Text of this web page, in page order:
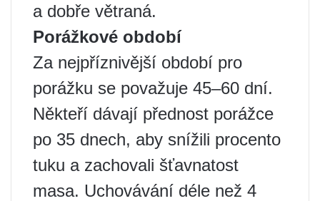
a dobře větraná.
Porážkové období
Za nejpříznivější období pro
porážku se považuje 45–60 dní.
Někteří dávají přednost porážce
po 35 dnech, aby snížili procento
tuku a zachovali šťavnatost
masa. Uchovávání déle než 4